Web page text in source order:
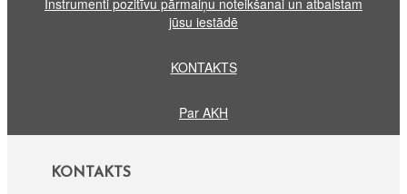
Instrumenti pozitīvu pārmaiņu noteikšanai un atbalstam
jūsu iestādē
KONTAKTS
Par AKH
KONTAKTS